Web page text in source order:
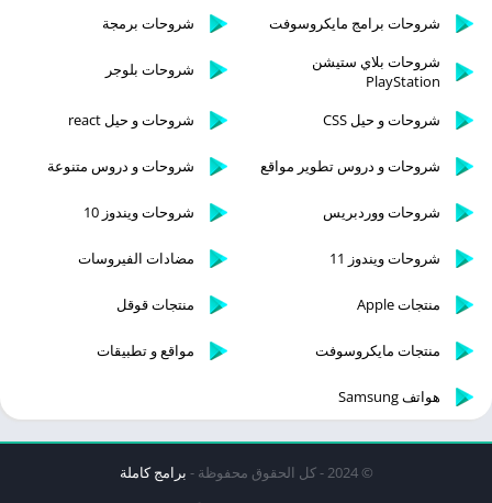
شروحات برامج مايكروسوفت
شروحات برمجة
شروحات بلاي ستيشن
PlayStation
شروحات بلوجر
شروحات و حيل CSS شروحات و حيل react
شروحات و دروس تطوير مواقع شروحات و دروس متنوعة
شروحات ووردبريس شروحات ويندوز 10
شروحات ويندوز 11 مضادات الفيروسات
منتجات Apple منتجات قوقل
منتجات مايكروسوفت مواقع و تطبيقات
هواتف Samsung
© 2024 - كل الحقوق محفوظة - برامج كاملة